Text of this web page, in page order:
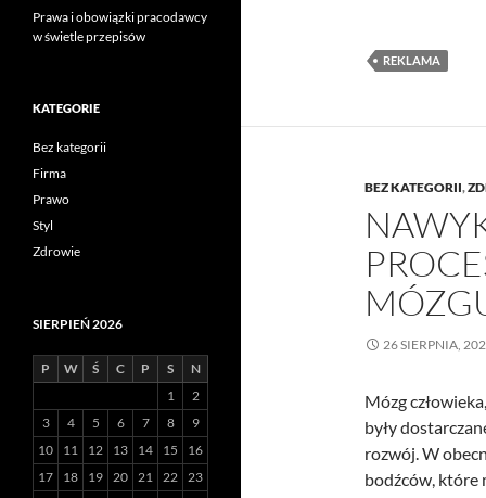
REKLAMA
BEZ KATEGORII,
26 SIERPNIA,
Mózg
były
rozwój. W
bodźców, które
Prawa i obowiązki pracodawcy
w świetle przepisów
KATEGORIE
Bez kategorii
Firma
Prawo
Styl
Zdrowie
SIERPIEŃ 2026
P W Ś C P S
N
1
2
3
4 5 6 7 8
9
10
11 12 13 14 15
16
17
18 19 20 21 22 23